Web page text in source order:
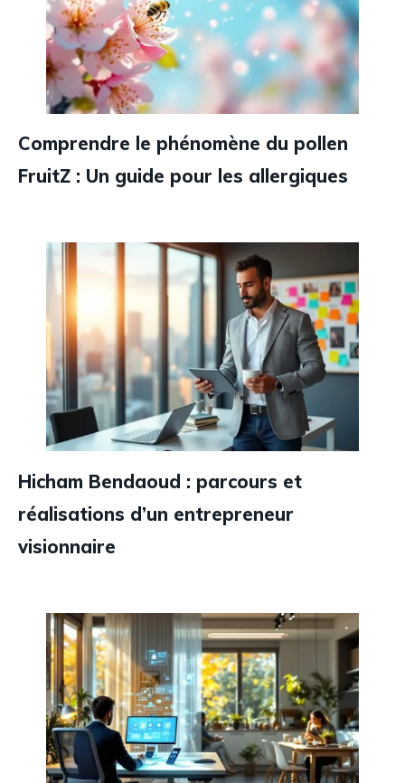
Comprendre le phénomène du pollen
FruitZ : Un guide pour les allergiques
Hicham Bendaoud : parcours et
réalisations d’un entrepreneur
visionnaire